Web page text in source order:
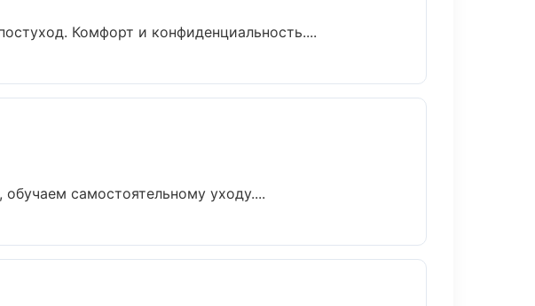
Комфорт и конфиденциальность....
самостоятельному уходу....